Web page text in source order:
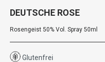
DEUTSCHE ROSE
Rosengeist 50% Vol. Spray 50ml
Glutenfrei